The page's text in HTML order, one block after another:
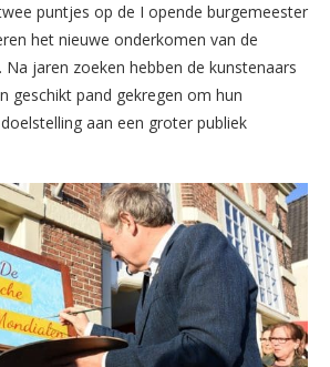
puntjes op de I opende burgemeester
het nieuwe onderkomen van de
. Na jaren zoeken hebben de kunstenaars
geschikt pand gekregen om hun
aan een groter publiek